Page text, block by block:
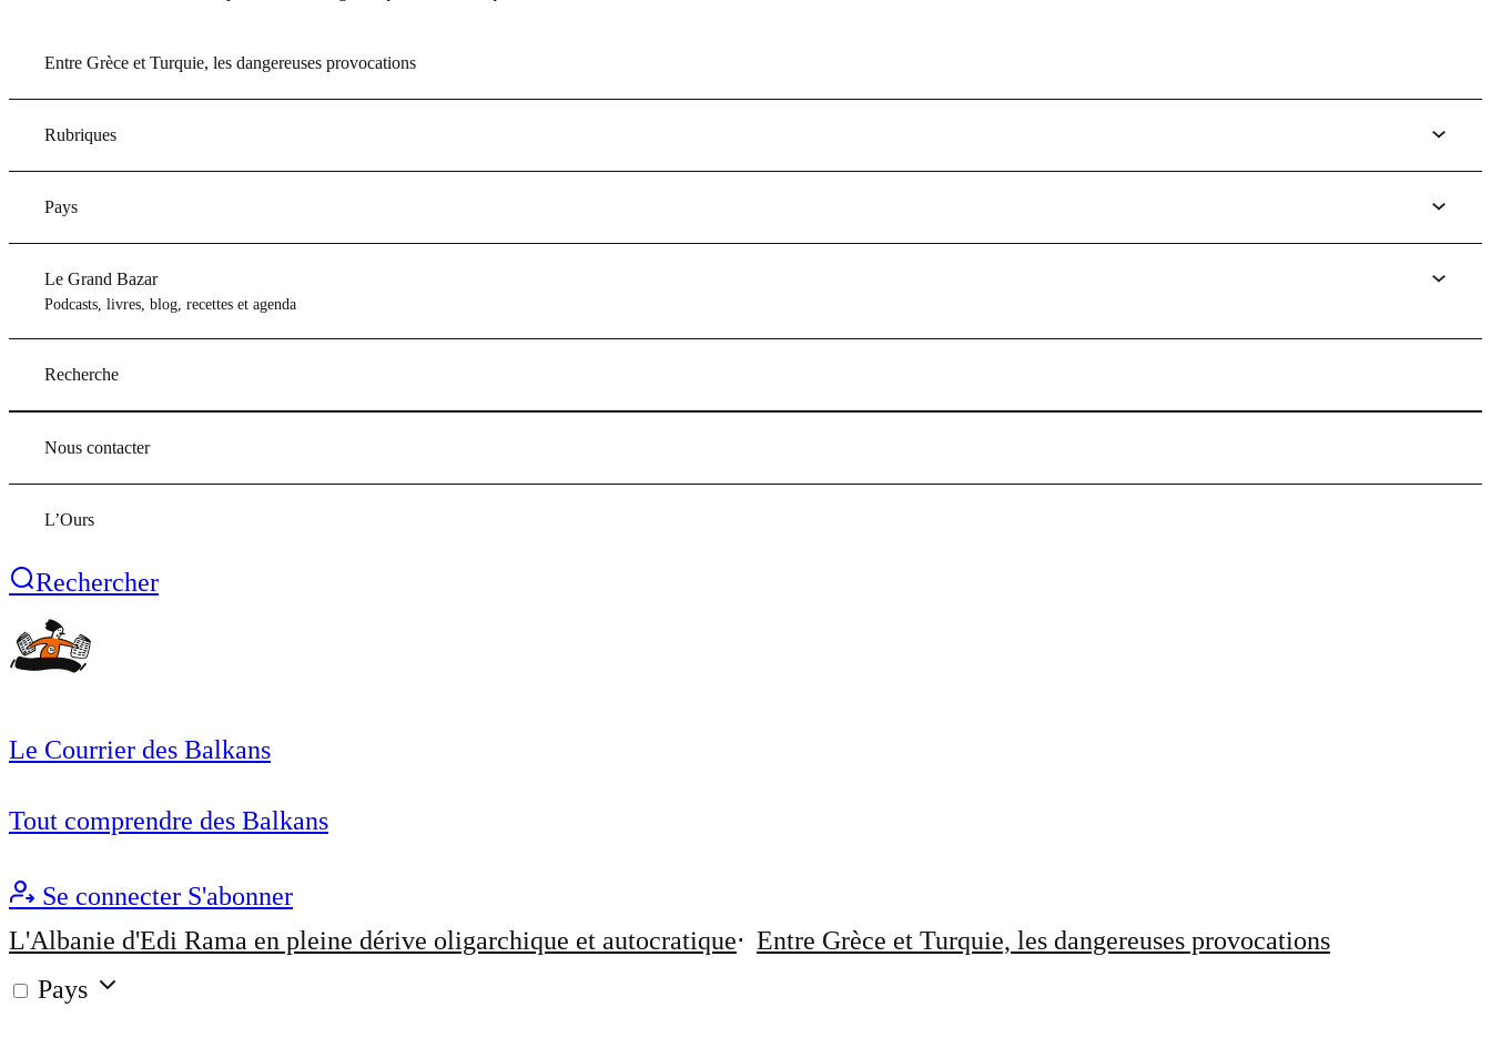
Entre Grèce et Turquie, les dangereuses provocations
Rubriques
Pays
Le Grand Bazar
Podcasts, livres, blog, recettes et agenda
Recherche
Nous contacter
L’Ours
Rechercher
Le Courrier des Balkans
Tout comprendre des Balkans
Se connecter S'abonner
L'Albanie d'Edi Rama en pleine dérive oligarchique et autocratique
Entre Grèce et Turquie, les dangereuses provocations
Pays